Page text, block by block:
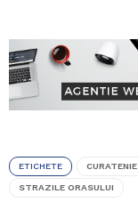
ETICHETE CURATENIE
STRAZILE ORASULUI